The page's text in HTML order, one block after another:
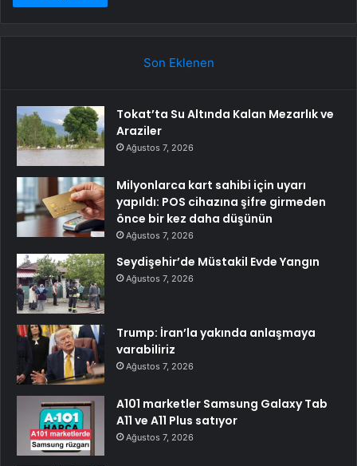
Son Eklenen
Tokat’ta Su Altında Kalan Mezarlık ve
Araziler
Ağustos 7, 2026
Milyonlarca kart sahibi için uyarı
yapıldı: POS cihazına şifre girmeden
önce bir kez daha düşünün
Ağustos 7, 2026
Seydişehir’de Müstakil Evde Yangın
Ağustos 7, 2026
Trump: İran’la yakında anlaşmaya
varabiliriz
Ağustos 7, 2026
A101 marketler Samsung Galaxy Tab
A11 ve A11 Plus satıyor
Ağustos 7, 2026